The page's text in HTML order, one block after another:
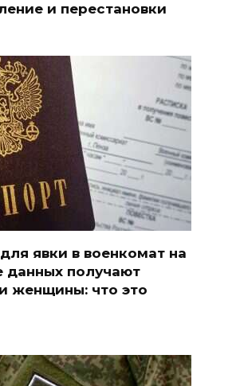
и перестановки
явки в военкомат на
данных получают
женщины: что это